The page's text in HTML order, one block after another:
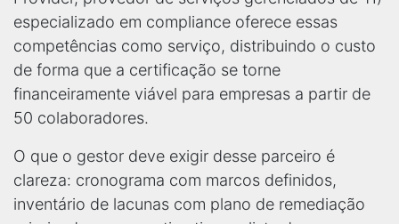
especializado em compliance oferece essas
competências como serviço, distribuindo o custo
de forma que a certificação se torne
financeiramente viável para empresas a partir de
50 colaboradores.
O que o gestor deve exigir desse parceiro é
clareza: cronograma com marcos definidos,
inventário de lacunas com plano de remediação